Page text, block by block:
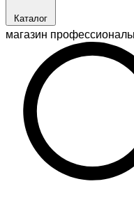
Каталог
магазин